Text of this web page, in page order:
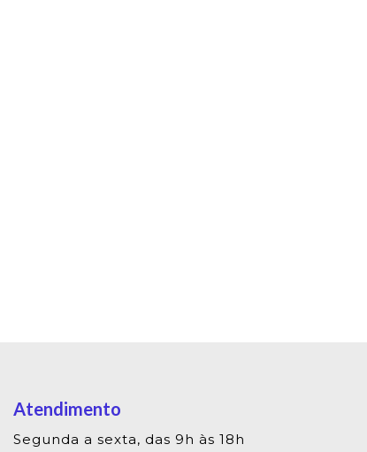
Atendimento
Segunda a sexta, das 9h às 18h